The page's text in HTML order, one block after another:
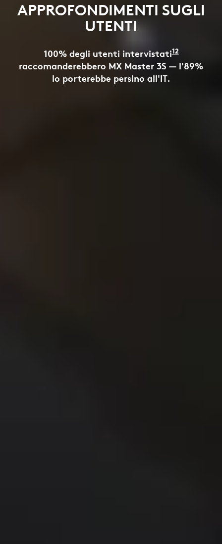
APPROFONDIMENTI SUGLI
UTENTI
100% degli utenti intervistati12I risultati
raccomanderebbero MX Master 3S — l'89%
lo porterebbe persino all'IT.